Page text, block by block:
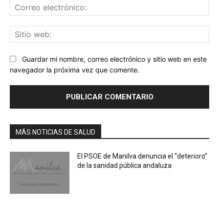
Guardar mi nombre, correo electrónico y sitio web en este
navegador la próxima vez que comente.
MÁS NOTICIAS DE SALUD
El PSOE de Manilva denuncia el “deterioro”
de la sanidad pública andaluza